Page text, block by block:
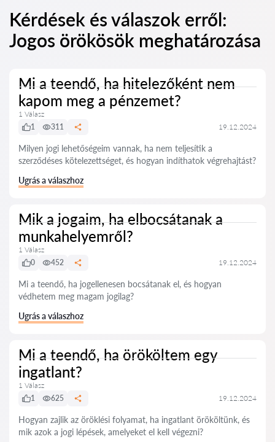
Kérdések és válaszok erről:
Jogos örökösök meghatározása
Mi a teendő, ha hitelezőként nem
kapom meg a pénzemet?
1 Válasz
1
311 19.12.2024
Milyen jogi lehetőségeim vannak, ha nem teljesítik a
szerződéses kötelezettséget, és hogyan indíthatok végrehajtást?
Ugrás a válaszhoz
Mik a jogaim, ha elbocsátanak a
munkahelyemről?
1 Válasz
0
452 19.12.2024
Mi a teendő, ha jogellenesen bocsátanak el, és hogyan
védhetem meg magam jogilag?
Ugrás a válaszhoz
Mi a teendő, ha örököltem egy
ingatlant?
1 Válasz
1
625 19.12.2024
Hogyan zajlik az öröklési folyamat, ha ingatlant örököltünk, és
mik azok a jogi lépések, amelyeket el kell végezni?